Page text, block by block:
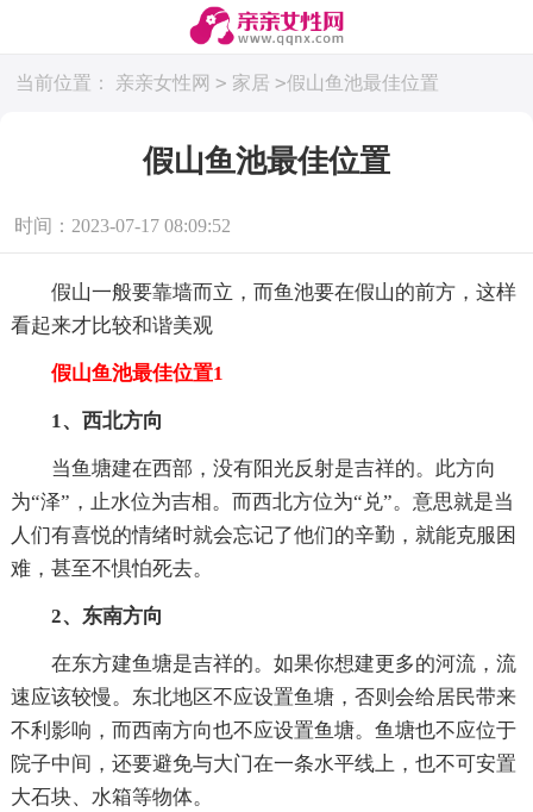
当前位置： 亲亲女性网 > 家居 >假山鱼池最佳位置
假山鱼池最佳位置
时间：2023-07-17 08:09:52
假山一般要靠墙而立，而鱼池要在假山的前方，这样
看起来才比较和谐美观
假山鱼池最佳位置1
1、西北方向
当鱼塘建在西部，没有阳光反射是吉祥的。此方向
为“泽”，止水位为吉相。而西北方位为“兑”。意思就是当
人们有喜悦的情绪时就会忘记了他们的辛勤，就能克服困
难，甚至不惧怕死去。
2、东南方向
在东方建鱼塘是吉祥的。如果你想建更多的河流，流
速应该较慢。东北地区不应设置鱼塘，否则会给居民带来
不利影响，而西南方向也不应设置鱼塘。鱼塘也不应位于
院子中间，还要避免与大门在一条水平线上，也不可安置
大石块、水箱等物体。